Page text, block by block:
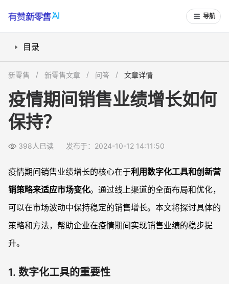
导航
目录
3. 提升客户体验
4. 数据驱动决策
疫情期间如何快速搭建线上销售渠道？
如何通过社交媒体提高品牌曝光度？
新零售 新零售文章 问答 文章详情
疫情期间销售业绩增长如何
保持？
398人已读 发布于：2024-10-12 14:11:50
疫情期间销售业绩增长的核心在于利用数字化工具和创新营
销策略来适应市场变化。通过线上渠道的全面布局和优化，
可以在市场波动中保持稳定的销售增长。本文将探讨具体的
策略和方法，帮助企业在疫情期间实现销售业绩的稳步提
升。
1. 数字化工具的重要性